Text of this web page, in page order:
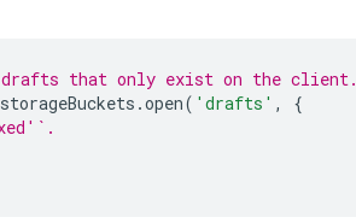
drafts that only exist on the client.
storageBuckets .open( 'drafts' ,
{